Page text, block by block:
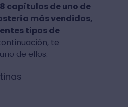
capítulos de uno de
más vendidos,
tipos de
te
de ellos: